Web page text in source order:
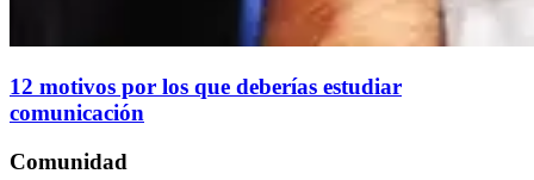
12 motivos por los que deberías estudiar
comunicación
Comunidad